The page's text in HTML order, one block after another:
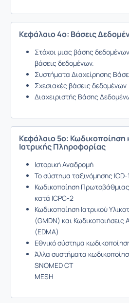
Κεφάλαιο 4ο: Βάσεις
Στόχοι μιας βάσης
βάσεις δεδομένων.
Συστήματα Διαχείρησης
Σχεσιακές βάσεις δεδομένων
Διαχειριστής Βάσης
Κεφάλαιο 5ο: Κωδικοποίηση
Ιατρικής Πληροφορίας
Ιστορική Αναδρομή
Το σύστημα ταξινόμησης ICD-
Κωδικοποίηση
κατά ICPC-2
Κωδικοποίηση Ιατρικού
(GMDN) και Κωδικοποιήσεις
(EDMA)
Εθνικό σύστημα
Άλλα συστήματα
SNOMED CT
MESH